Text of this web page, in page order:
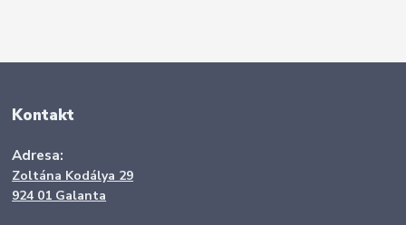
Kontakt
Adresa:
Zoltána Kodálya 29
924 01 Galanta